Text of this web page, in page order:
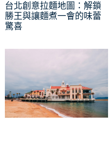
台北創意拉麵地圖：解鎖
勝王與讓麵煮一會的味蕾
驚喜